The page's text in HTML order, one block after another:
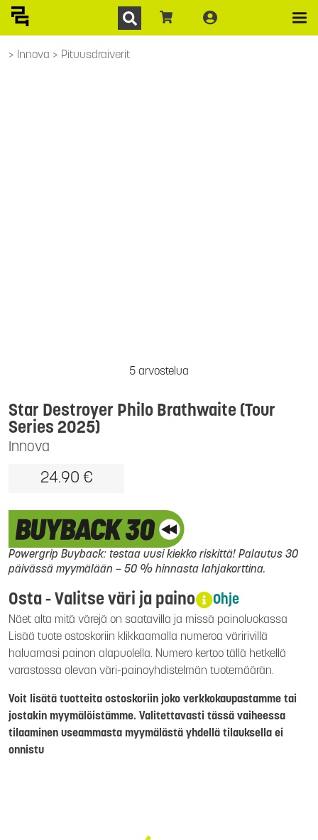
Innova Pituusdraiverit
5 arvostelua
Innova
Star Destroyer Philo Brathwaite (Tour
Series 2025)
24.90 €
Powergrip Buyback: testaa uusi kiekko riskittä! Palautus 30
päivässä myymälään – 50 % hinnasta lahjakorttina.
Osta - Valitse väri ja paino Ohje
Näet alta mitä värejä on saatavilla ja missä painoluokassa
Lisää tuote ostoskoriin klikkaamalla numeroa väririvillä
haluamasi painon alapuolella. Numero kertoo tällä hetkellä
varastossa olevan väri-painoyhdistelmän tuotemäärän.
Voit lisätä tuotteita ostoskoriin joko verkkokaupastamme tai
jostakin myymälöistämme. Valitettavasti tässä vaiheessa
tilaaminen useammasta myymälästä yhdellä tilauksella ei
onnistu